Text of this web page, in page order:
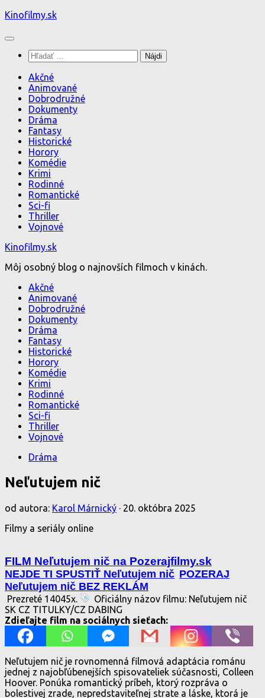
Preskočiť
obsah
Kinofilmy.sk
Hľadať:
Akčné
Animované
Dobrodružné
Dokumenty
Dráma
Fantasy
Historické
Horory
Komédie
Krimi
Rodinné
Romantické
Sci-fi
Thriller
Vojnové
Kinofilmy.sk
Môj osobný blog o najnovších filmoch v kinách.
Akčné
Animované
Dobrodružné
Dokumenty
Dráma
Fantasy
Historické
Horory
Komédie
Krimi
Rodinné
Romantické
Sci-fi
Thriller
Vojnové
Dráma
Neľutujem nič
od autora: Karol Márnický · 20. októbra 2025
Filmy a seriály online
FILM Neľutujem nič na Pozerajfilmy.sk
NEJDE TI SPUSTIŤ Neľutujem nič POZERAJ
Neľutujem nič BEZ REKLÁM
Prezreté 14045x.
Oficiálny názov filmu: Neľutujem nič
SK CZ TITULKY/CZ DABING
Zdieľajte film na sociálnych sieťach:
Neľutujem nič je rovnomenná filmová adaptácia románu
jednej z najobľúbenejších spisovateliek súčasnosti, Colleen
Hoover. Ponúka romantický príbeh, ktorý rozpráva o
bolestivej zrade, nepredstaviteľnej strate a láske, ktorá je